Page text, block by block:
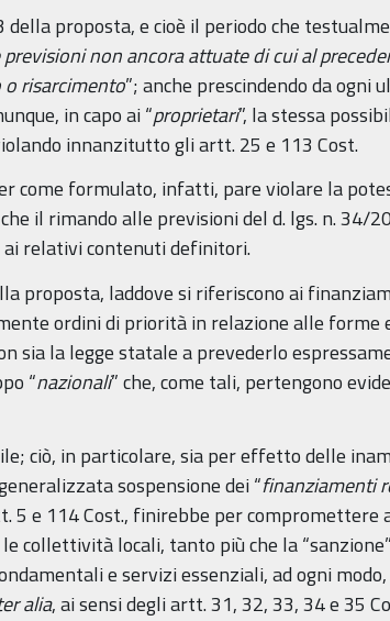
proposta, e cioè il periodo che
non ancora attuate di cui al
risarcimento”; anche prescindendo da ogni
in capo ai “proprietari”, la stessa
innanzitutto gli artt. 25 e 113 Cost.
come formulato, infatti, pare violare la
il rimando alle previsioni del d. lgs. n. 34/
ai relativi contenuti definitori.
proposta, laddove si riferiscono ai
ordini di priorità in relazione alle forme
la legge statale a prevederlo
“nazionali” che, come tali, pertengono
ciò, in particolare, sia per effetto delle
sospensione dei “finanziamenti
5 e 114 Cost., finirebbe per compromettere
collettività locali, tanto più che la
e servizi essenziali, ad ogni
alia, ai sensi degli artt. 31, 32, 33, 34 e 35